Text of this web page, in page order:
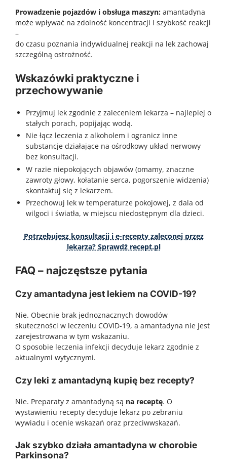
Prowadzenie pojazdów i obsługa maszyn: amantadyna
może wpływać na zdolność koncentracji i szybkość reakcji
–
do czasu poznania indywidualnej reakcji na lek zachowaj
szczególną ostrożność.
Wskazówki praktyczne i
przechowywanie
Przyjmuj lek zgodnie z zaleceniem lekarza – najlepiej o
stałych porach, popijając wodą.
Nie łącz leczenia z alkoholem i ogranicz inne
substancje działające na ośrodkowy układ nerwowy
bez konsultacji.
W razie niepokojących objawów (omamy, znaczne
zawroty głowy, kołatanie serca, pogorszenie widzenia)
skontaktuj się z lekarzem.
Przechowuj lek w temperaturze pokojowej, z dala od
wilgoci i światła, w miejscu niedostępnym dla dzieci.
Potrzebujesz konsultacji i e-recepty zaleconej przez
lekarza? Sprawdź recept.pl
FAQ – najczęstsze pytania
Czy amantadyna jest lekiem na COVID-19?
Nie. Obecnie brak jednoznacznych dowodów
skuteczności w leczeniu COVID-19, a amantadyna nie jest
zarejestrowana w tym wskazaniu.
O sposobie leczenia infekcji decyduje lekarz zgodnie z
aktualnymi wytycznymi.
Czy leki z amantadyną kupię bez recepty?
Nie. Preparaty z amantadyną są na receptę. O
wystawieniu recepty decyduje lekarz po zebraniu
wywiadu i ocenie wskazań oraz przeciwwskazań.
Jak szybko działa amantadyna w chorobie
Parkinsona?